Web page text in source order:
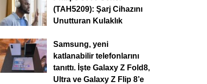
(TAH5209): Şarj Cihazını
Unutturan Kulaklık
Samsung, yeni
katlanabilir telefonlarını
tanıttı. İşte Galaxy Z Fold8,
Ultra ve Galaxy Z Flip 8’e